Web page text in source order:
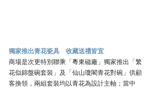
獨家推出青花瓷具　收藏送禮皆宜
商場是次更特別聯乘「粵東磁廠」獨家推出「繁
花似錦盤碗套裝」及「仙山瓊閣青花對碗」供顧
客換領，兩組套裝均以青花為設計主軸；當中